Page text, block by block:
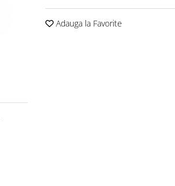
Adauga la Favorite